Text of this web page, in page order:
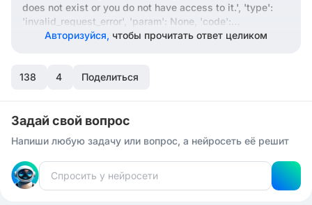
does not exist or you do not have access to it.', 'type':
'invalid_request_error', 'param': None, 'code':
'model_not_found'}}"
Авторизуйся, чтобы прочитать ответ целиком
138 4 Поделиться
Задай свой вопрос
Напиши любую задачу или вопрос, а нейросеть её решит